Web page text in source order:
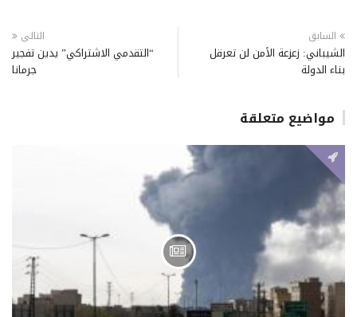
السابق
الشيباني: زعزعة الأمن لن تعرقل
بناء الدولة
التالى
“التقدمي الاشتراكي” يدين تفجير
جرمانا
مواضيع متعلقة